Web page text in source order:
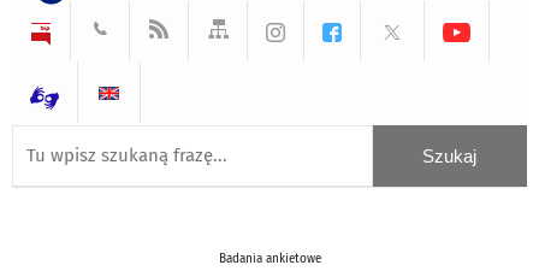
Badania ankietowe